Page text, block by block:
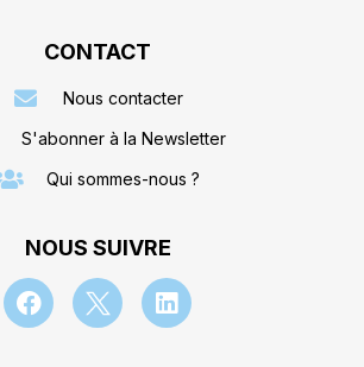
CONTACT
Nous contacter
S'abonner à la Newsletter
Qui sommes-nous ?
NOUS SUIVRE